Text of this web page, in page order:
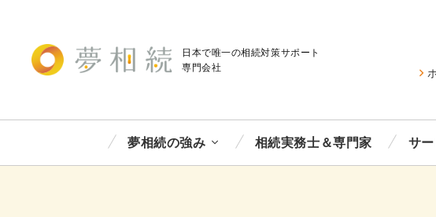
日本で唯一の相続対策サポート
専門会社
夢相続の強み 相続実務士＆専門家 サ